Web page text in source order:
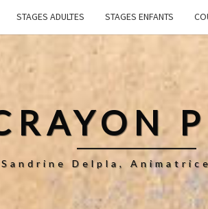
STAGES ADULTES STAGES ENFANTS
Delpla,